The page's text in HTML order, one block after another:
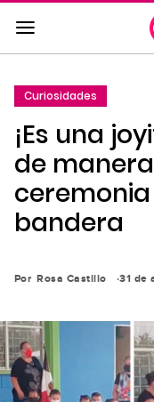
Saltar
al
contenido
a
la
navegación
principal
Curiosidades
¡Es una
de
bandera
Por Rosa Castillo 31 de